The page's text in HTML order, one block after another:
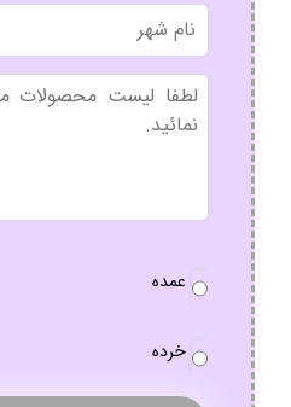
نام
شهر
بدون
عنوان
سفارش
عمده
خرده